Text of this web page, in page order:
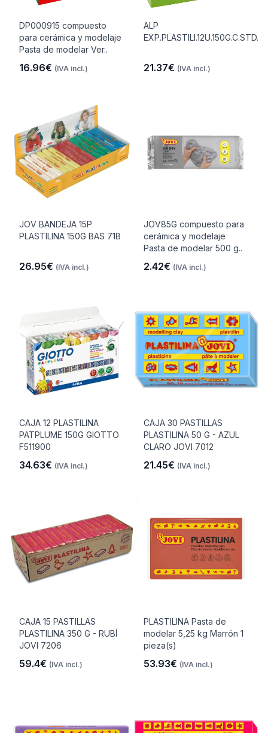
DP000915 compuesto
para cerámica y modelaje
Pasta de modelar Ver..
16.96€ (IVA incl.)
ALP
21.37€ (IVA incl.)
JOV BANDEJA 15P
PLASTILINA 150G BAS 71B
26.95€ (IVA incl.)
JOV85G compuesto para
cerámica y modelaje
Pasta de modelar 500 g..
2.42€ (IVA incl.)
CAJA 12 PLASTILINA
PATPLUME 150G GIOTTO
F511900
34.63€ (IVA incl.)
CAJA 30 PASTILLAS
PLASTILINA 50 G - AZUL
CLARO JOVI 7012
21.45€ (IVA incl.)
CAJA 15 PASTILLAS
PLASTILINA 350 G - RUBÍ
JOVI 7206
59.4€ (IVA incl.)
PLASTILINA Pasta de
modelar 5,25 kg Marrón 1
pieza(s)
53.93€ (IVA incl.)